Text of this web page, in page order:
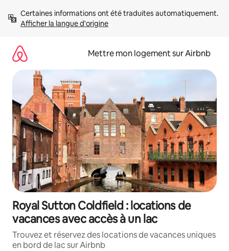
directement
Afficher la langue d'origine
Mettre mon logement sur Airbnb
Royal Sutton Coldfield : locations de
vacances avec accès à un lac
Trouvez et réservez des locations de vacances uniques
en bord de lac sur Airbnb